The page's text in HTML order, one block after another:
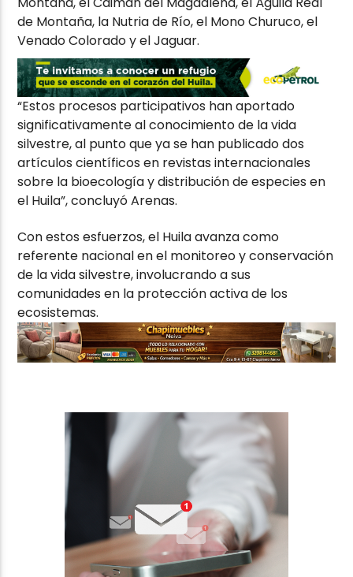
de Montaña, la Nutria de Río, el Mono Churuco, el
Venado Colorado y el Jaguar.
“Estos procesos participativos han aportado
significativamente al conocimiento de la vida
silvestre, al punto que ya se han publicado dos
artículos científicos en revistas internacionales
sobre la bioecología y distribución de especies en
el Huila”, concluyó Arenas.
Con estos esfuerzos, el Huila avanza como
referente nacional en el monitoreo y conservación
de la vida silvestre, involucrando a sus
comunidades en la protección activa de los
ecosistemas.